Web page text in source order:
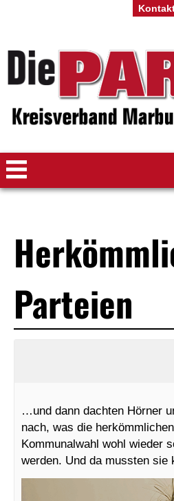
Parteien
…und dann dachten Hörner
nach, was die
Kommunalwahl wohl wieder
werden. Und da mussten sie